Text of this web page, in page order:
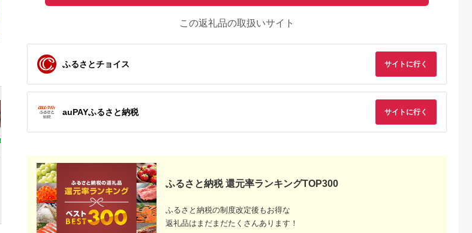
大分県 日田市
【1週間以内に発送or
選べる配送月】令和7
年産 大分県産 ヒノヒ
カリ 5kg ひのひかり
おこめ こめ 米 お米
白米 コメ ご飯 ごはん
5.0
15,000
令和7年産 有機JAS
七城産ひのひかり 選
べる精米方法 玄米 白
米 無洗米 選べる内容
量 4kg 5kg 渡辺農産
《30日以内に出荷予
定(土日祝除く)》熊本
5.0
寄付金額:14,000円
[野菜とお米5kgセッ
ト] 産地直送！新鮮と
ット 米5kg ヒノヒカ
リ 産地直送 奈良県
[3248]
寄付金額: 22,000 円
奈良・橿原 農薬や化
学肥料不使用【令和7
寄付金額:16,000
【令和7年産】 減農薬
特別栽培米 はなご縁
この返礼品の取扱いサイト
ふるさとチョイス サイトに行く
auPAYふるさと納税 サイトに行く
ふるさと納税 還元率ランキングTOP300
ふるさと納税の制度改定後もお得な
返礼品はまだまだたくさんあります！